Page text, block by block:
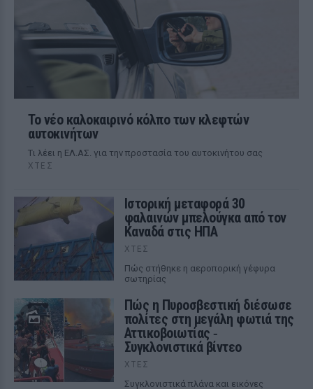
Το νέο καλοκαιρινό κόλπο των κλεφτών
αυτοκινήτων
Tι λέει η ΕΛ.ΑΣ. για την προστασία του αυτοκινήτου σας
ΧΤΕΣ
Ιστορική μεταφορά 30
φαλαινών μπελούγκα από τον
Καναδά στις ΗΠΑ
ΧΤΕΣ
Πώς στήθηκε η αεροπορική γέφυρα
σωτηρίας
Πώς η Πυροσβεστική διέσωσε
πολίτες στη μεγάλη φωτιά της
Αττικοβοιωτίας ‑
Συγκλονιστικά βίντεο
ΧΤΕΣ
Συγκλονιστικά πλάνα και εικόνες